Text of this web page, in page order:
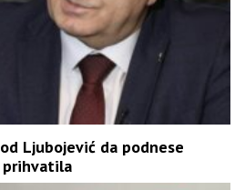
Ljubojević da podnese
prihvatila